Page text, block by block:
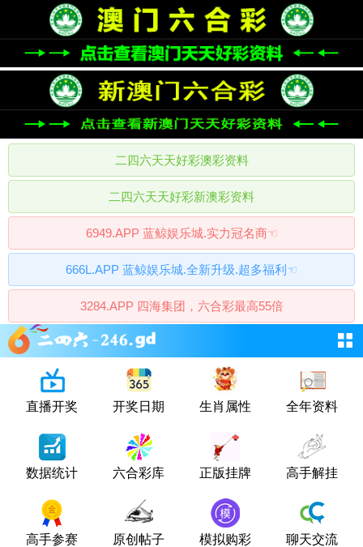
二四六天天好彩澳彩资料
二四六天天好彩新澳彩资料
6949.APP 蓝鲸娱乐城.实力冠名商☜
666L.APP 蓝鲸娱乐城.全新升级.超多福利☜
3284.APP 四海集团，六合彩最高55倍
直播开奖 开奖日期 生肖属性 全年资料
数据统计 六合彩库 正版挂牌 高手解挂
高手参赛 原创帖子 模拟购彩 聊天交流